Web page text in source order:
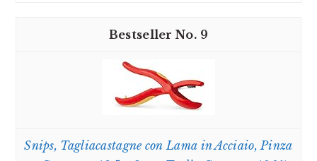
9
Snips, Tagliacastagne con Lama in Acciaio, Pinza